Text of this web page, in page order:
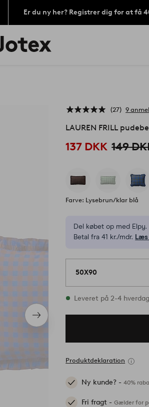
Er du ny her? Registrer dig for at få
Næste
produkt
27 9
LAUREN FRILL
137 DKK 149
Farve: Lysebrun/klar blå
Del købet op med Elpy.
Betal fra 41 kr./mdr.
50X90
På lager
Leveret på 2-4
Produktdeklaration
Ny kunde? -40%
Fri fragt -Gælder for